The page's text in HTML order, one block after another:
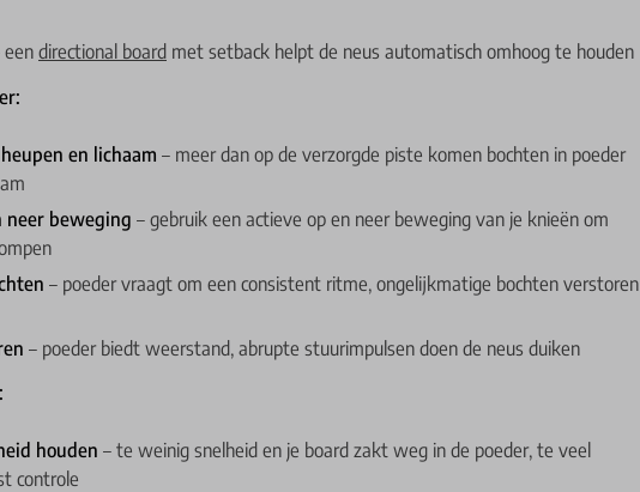
eendirectional board met setback helpt de neus automatisch omhoog te houden
en lichaam – meer dan op de verzorgde piste komen bochten in poeder
neer beweging – gebruik een actieve op en neer beweging van je knieën om
– poeder vraagt om een consistent ritme, ongelijkmatige bochten verstoren
– poeder biedt weerstand, abrupte stuurimpulsen doen de neus duiken
houden – te weinig snelheid en je board zakt weg in de poeder, te veel
controle